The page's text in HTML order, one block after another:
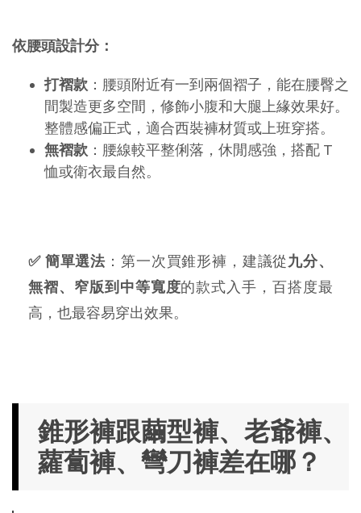
依腰頭設計分：
打褶款 ：腰頭附近有一到兩個褶子，能在腰臀之
間製造更多空間，修飾小腹和大腿上緣效果好。
整體感偏正式，適合西裝褲材質或上班穿搭。
無褶款 ：腰線較平整俐落，休閒感強，搭配 T
恤或衛衣最自然。
✅ 簡單選法 ：第一次買錐形褲，建議從九分、
無褶、窄版到中等寬度的款式入手，百搭度最
高，也最容易穿出效果。
錐形褲跟繭型褲、老爺褲、
蘿蔔褲、彎刀褲差在哪？